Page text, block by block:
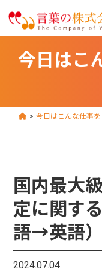
今日はこ
> 今日はこんな仕事
国内最大
定に関す
語→英語）
2024.07.04